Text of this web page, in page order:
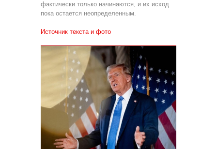
фактически только начинаются, и их исход
пока остается неопределенным.
Источник текста и фото